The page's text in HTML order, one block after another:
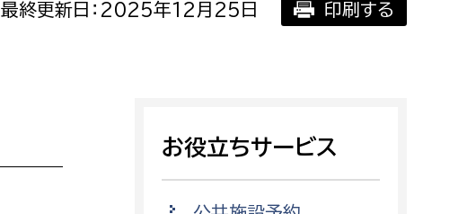
支払いをしたい
働きたい 環境部
最終更新日：2025年12月25日 印刷する
お役立ちサービス